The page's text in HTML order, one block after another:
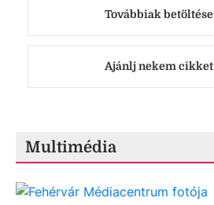
Továbbiak betöltése
Ajánlj nekem cikket
Multimédia